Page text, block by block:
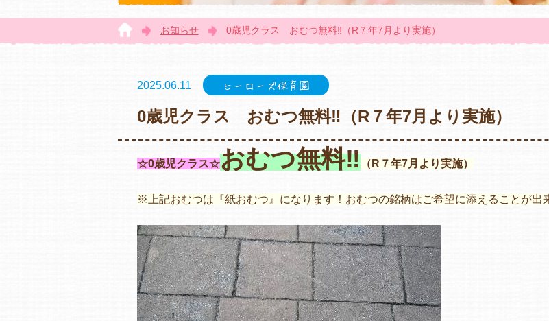
お知らせ 0歳児クラス おむつ無料‼（R７年7月より実施）
2025.06.11 ヒーローズ保育園
0歳児クラス おむつ無料‼（R７年7月より実施）
☆0歳児クラス☆おむつ無料‼ （R７年7月より実施）
※上記おむつは『紙おむつ』になります！おむつの銘柄はご希望に添えることが出